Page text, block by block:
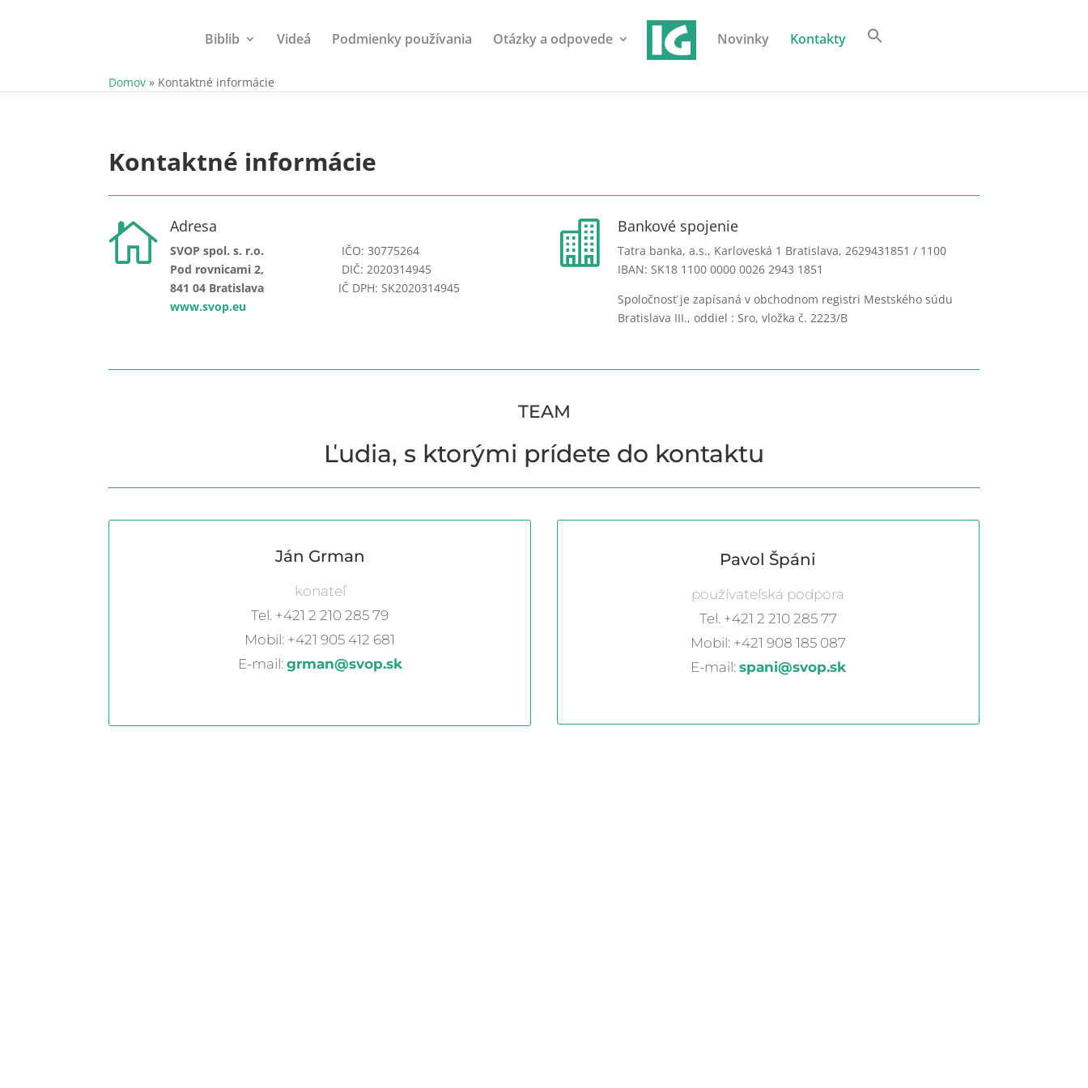
Biblib Videá Podmienky používania Otázky a odpovede Novinky Kontakty
Domov » Kontaktné informácie
Kontaktné informácie
 Adresa
SVOP spol. s. r.o. IČO: 30775264
Pod rovnicami 2, DIČ: 2020314945
841 04 Bratislava IČ DPH: SK2020314945
www.svop.eu
 Bankové spojenie
Tatra banka, a.s., Karloveská 1 Bratislava, 2629431851 / 1100
IBAN: SK18 1100 0000 0026 2943 1851
Spoločnosť je zapísaná v obchodnom registri Mestského súdu
Bratislava III., oddiel : Sro, vložka č. 2223/B
TEAM
Ľudia, s ktorými prídete do kontaktu
Ján Grman
konateľ
Tel. +421 2 210 285 79
Mobil: +421 905 412 681
E-mail: grman@svop.sk
Pavol Špáni
používateľská podpora
Tel. +421 2 210 285 77
Mobil: +421 908 185 087
E-mail: spani@svop.sk